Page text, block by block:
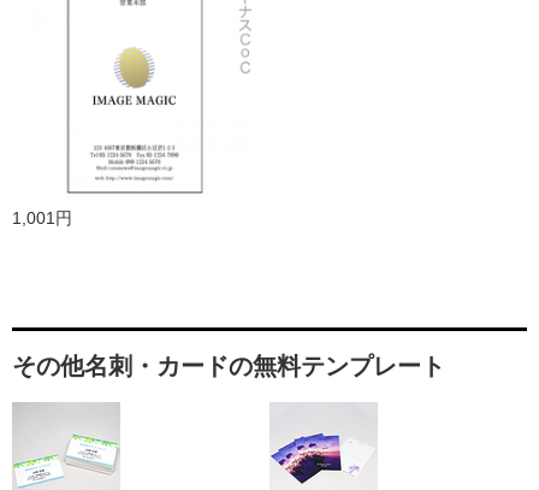
1,001円
その他名刺・カードの無料テンプレート